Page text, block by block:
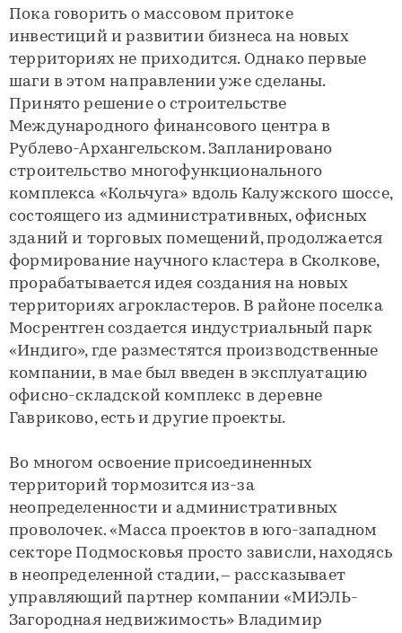
Пока говорить о массовом притоке
инвестиций и развитии бизнеса на новых
территориях не приходится. Однако первые
шаги в этом направлении уже сделаны.
Принято решение о строительстве
Международного финансового центра в
Рублево-Архангельском. Запланировано
строительство многофункционального
комплекса «Кольчуга» вдоль Калужского шоссе,
состоящего из административных, офисных
зданий и торговых помещений, продолжается
формирование научного кластера в Сколкове,
прорабатывается идея создания на новых
территориях агрокластеров. В районе поселка
Мосрентген создается индустриальный парк
«Индиго», где разместятся производственные
компании, в мае был введен в эксплуатацию
офисно-складской комплекс в деревне
Гавриково, есть и другие проекты.
Во многом освоение присоединенных
территорий тормозится из-за
неопределенности и административных
проволочек. «Масса проектов в юго-западном
секторе Подмосковья просто зависли, находясь
в неопределенной стадии, – рассказывает
управляющий партнер компании «МИЭЛЬ-
Загородная недвижимость» Владимир